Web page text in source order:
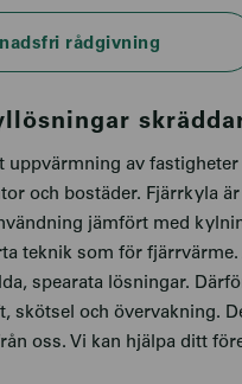
rådgivning
uppvärmning av
och bostäder. Fjärrkyla
jämfört med
teknik som för
spearata lösningar.
skötsel och övervakning.
oss. Vi kan hjälpa ditt